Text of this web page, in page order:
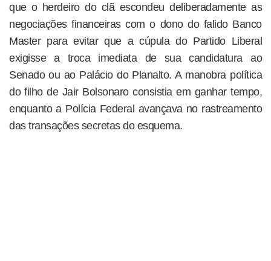
que o herdeiro do clã escondeu deliberadamente as
negociações financeiras com o dono do falido Banco
Master para evitar que a cúpula do Partido Liberal
exigisse a troca imediata de sua candidatura ao
Senado ou ao Palácio do Planalto. A manobra política
do filho de Jair Bolsonaro consistia em ganhar tempo,
enquanto a Polícia Federal avançava no rastreamento
das transações secretas do esquema.